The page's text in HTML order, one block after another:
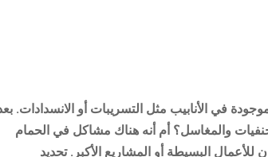
في الأنابيب مثل التسريبات أو الانسدادات.
والمغاسل؟ أم أنه هناك مشاكل في الحمام
البسيطة أو المشاريع الأكبر. تحديد